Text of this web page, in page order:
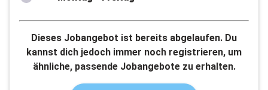
Dieses Jobangebot ist bereits abgelaufen. Du
kannst dich jedoch immer noch registrieren, um
ähnliche, passende Jobangebote zu erhalten.